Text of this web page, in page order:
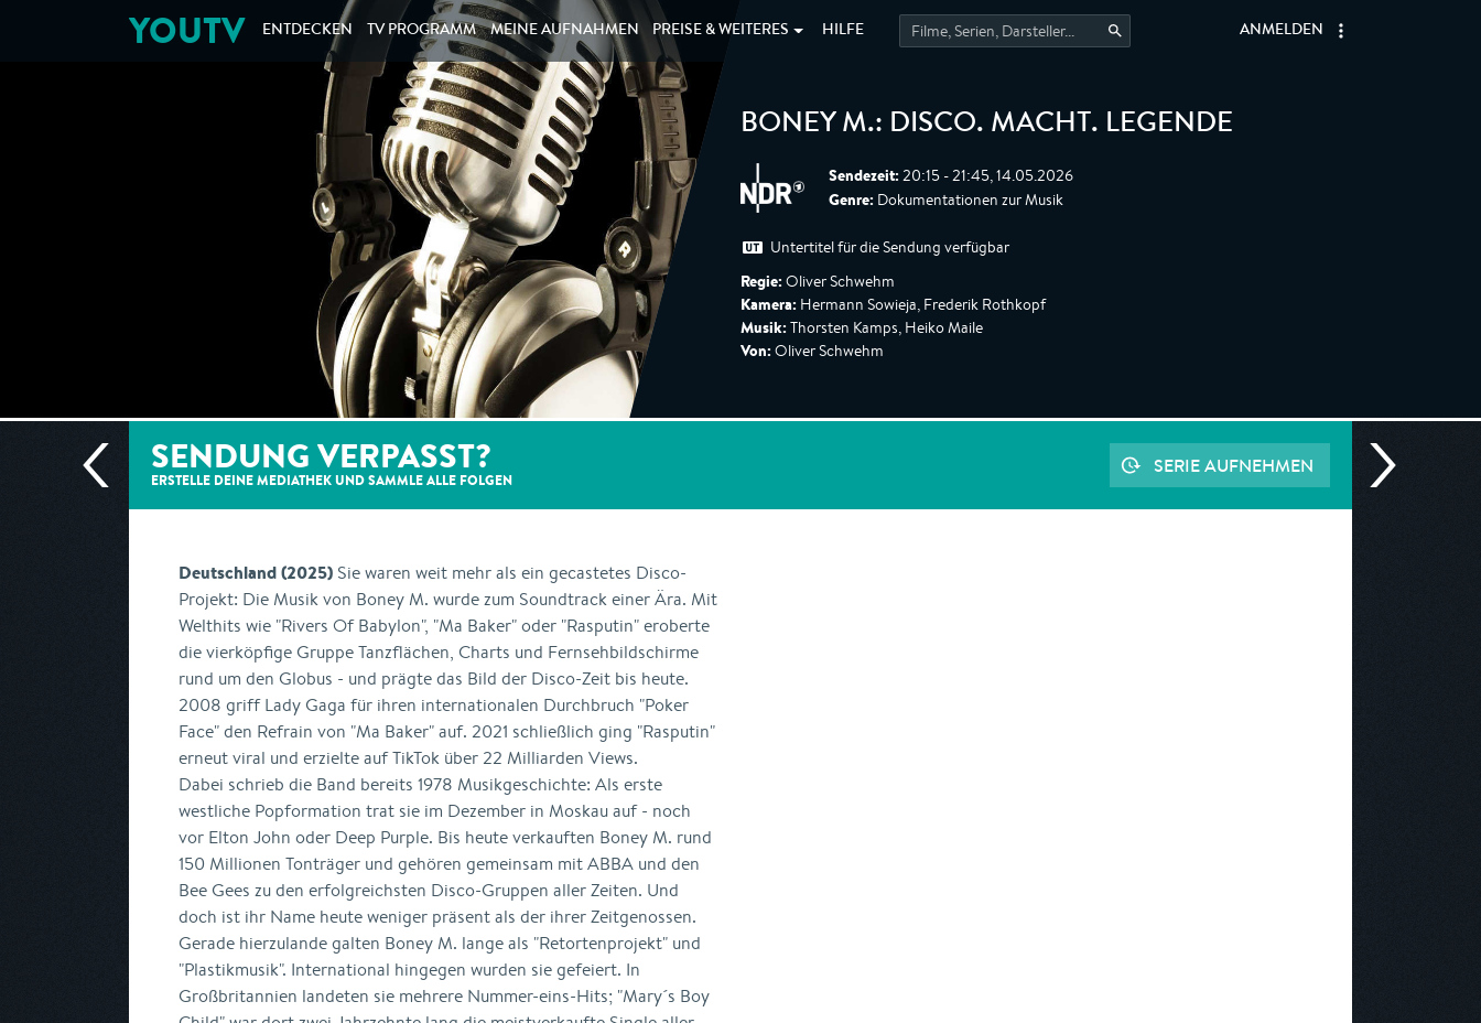
YOUTV ENTDECKEN TV PROGRAMM MEINE AUFNAHMEN PREISE & WEITERES HILFE ANMELDEN
BONEY M.: DISCO. MACHT. LEGENDE
Sendezeit: 20:15 - 21:45, 14.05.2026
Genre: Dokumentationen zur Musik
Untertitel für die Sendung verfügbar
Regie: Oliver Schwehm
Kamera: Hermann Sowieja, Frederik Rothkopf
Musik: Thorsten Kamps, Heiko Maile
Von: Oliver Schwehm
SENDUNG VERPASST?
ERSTELLE DEINE MEDIATHEK UND SAMMLE ALLE FOLGEN
SERIE AUFNEHMEN
Deutschland (2025) Sie waren weit mehr als ein gecastetes Disco-
Projekt: Die Musik von Boney M. wurde zum Soundtrack einer Ära. Mit
Welthits wie "Rivers Of Babylon", "Ma Baker" oder "Rasputin" eroberte
die vierköpfige Gruppe Tanzflächen, Charts und Fernsehbildschirme
rund um den Globus - und prägte das Bild der Disco-Zeit bis heute.
2008 griff Lady Gaga für ihren internationalen Durchbruch "Poker
Face" den Refrain von "Ma Baker" auf. 2021 schließlich ging "Rasputin"
erneut viral und erzielte auf TikTok über 22 Milliarden Views.
Dabei schrieb die Band bereits 1978 Musikgeschichte: Als erste
westliche Popformation trat sie im Dezember in Moskau auf - noch
vor Elton John oder Deep Purple. Bis heute verkauften Boney M. rund
150 Millionen Tonträger und gehören gemeinsam mit ABBA und den
Bee Gees zu den erfolgreichsten Disco-Gruppen aller Zeiten. Und
doch ist ihr Name heute weniger präsent als der ihrer Zeitgenossen.
Gerade hierzulande galten Boney M. lange als "Retortenprojekt" und
"Plastikmusik". International hingegen wurden sie gefeiert. In
Großbritannien landeten sie mehrere Nummer-eins-Hits; "Mary´s Boy